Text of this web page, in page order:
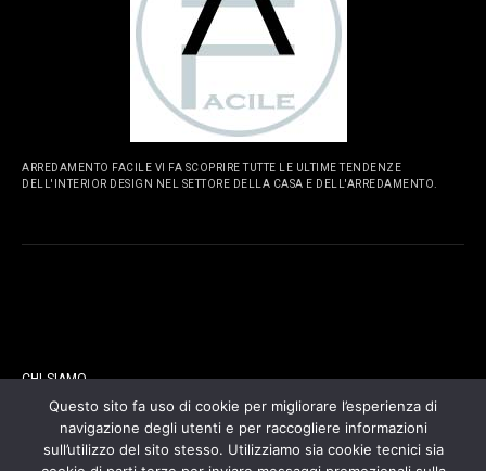
ARREDAMENTO FACILE VI FA SCOPRIRE TUTTE LE ULTIME TENDENZE
DELL'INTERIOR DESIGN NEL SETTORE DELLA CASA E DELL'ARREDAMENTO.
CHI SIAMO
CONTATTI
Questo sito fa uso di cookie per migliorare l’esperienza di
navigazione degli utenti e per raccogliere informazioni
sull’utilizzo del sito stesso. Utilizziamo sia cookie tecnici sia